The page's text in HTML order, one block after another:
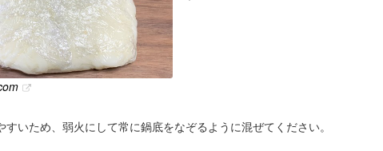
すいため、弱火にして常に鍋底をなぞるように混ぜてください。